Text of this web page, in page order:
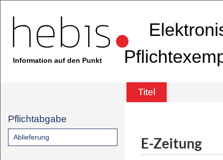
Information auf den Punkt
Titel
Pflichtabgabe
Ablieferung E-Zeitung